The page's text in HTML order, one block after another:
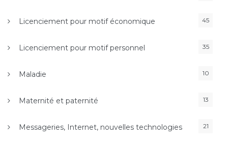
Licenciement pour motif économique 45
Licenciement pour motif personnel 35
Maladie 10
Maternité et paternité 13
Messageries, Internet, nouvelles technologies 21